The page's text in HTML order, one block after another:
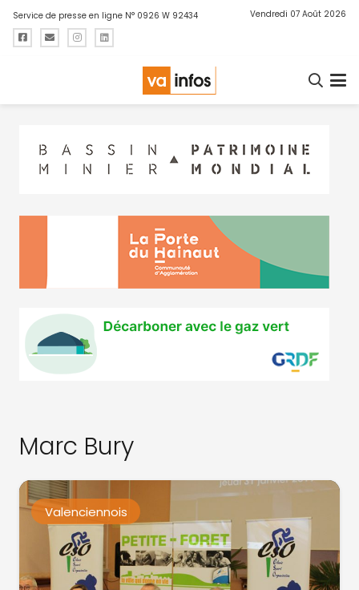
Service de presse en ligne N° 0926 W 92434 Vendredi 07 Août 2026
Marc Bury
Valenciennois